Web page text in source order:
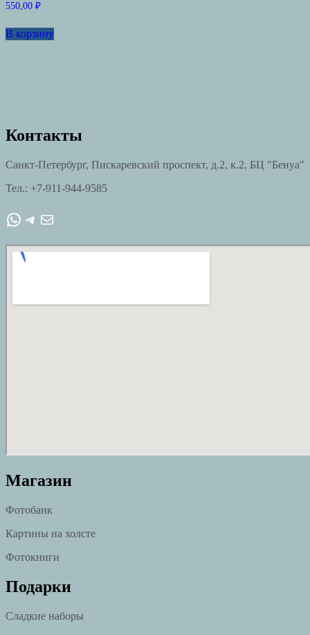
550,00 ₽
В корзину
Контакты
Санкт-Петербург, Пискаревский проспект, д.2, к.2, БЦ "Бенуа"
Тел.: +7-911-944-9585
WhatsApp
Telegram
Почта
Магазин
Фотобанк
Картины на холсте
Фотокниги
Подарки
Сладкие наборы